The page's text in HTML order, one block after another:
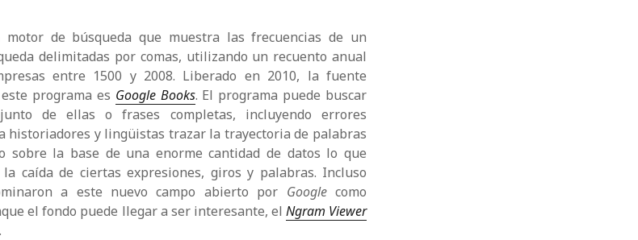
de búsqueda que muestra las frecuencias de un
delimitadas por comas, utilizando un recuento anual
entre 1500 y 2008. Liberado en 2010, la fuente
programa es Google Books. El programa puede buscar
de ellas o frases completas, incluyendo errores
historiadores y lingüistas trazar la trayectoria de palabras
sobre la base de una enorme cantidad de datos lo que
caída de ciertas expresiones, giros y palabras. Incluso
a este nuevo campo abierto por Googlecomo
el fondo puede llegar a ser interesante, el Ngram Viewer
.